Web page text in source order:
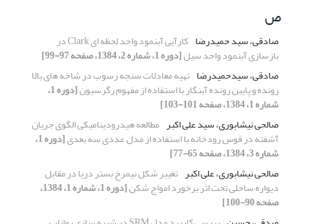
ص
صادقی، سید حمیدرضا کارآیی آبنمود واحد لحظه‏ ای Clark در
بازسازی آبنمود واحد سیل[دوره 1، شماره 2، 1384، صفحه 97-99]
صادقی، سیدحمیدرضا تهیه معادلات سنجه رسوب در شاخه های بالا
رونده و پایین رونده آبنگار با استفاده از مفهوم رگرسیون [دوره 1،
شماره 1، 1384، صفحه 101-103]
صالحی نیشابوری، سید علی اکبر مطالعه هیدرودینامیکی الگوی جریان
آشفته در قوس رودخانه با استفاده از مدل عددی سه بعدی [دوره 1،
شماره 3، 1384، صفحه 65-77]
صالحی نیشابوری، علی اکبر تغییر شکل نیمرخ بستر دریا در مقابل
دیواره ساحلی تحت اثر برخورد امواج شکن [دوره 1، شماره 1، 1384،
صفحه 90-100]